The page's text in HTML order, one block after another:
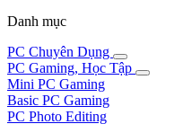
Danh mục
PC Chuyên Dụng
PC Gaming, Học Tập
Mini PC Gaming
Basic PC Gaming
PC Photo Editing